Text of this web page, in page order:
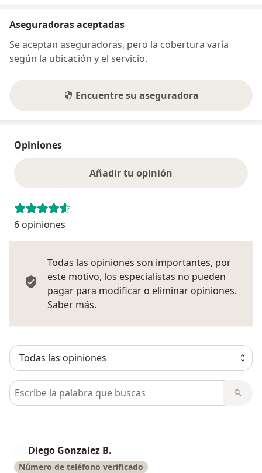
Aseguradoras aceptadas
Se aceptan aseguradoras, pero la cobertura varía
según la ubicación y el servicio.
Encuentre su aseguradora
Opiniones
Añadir tu opinión
6 opiniones
Todas las opiniones son importantes, por
este motivo, los especialistas no pueden
pagar para modificar o eliminar opiniones.
Saber más.
Busca en opiniones
Diego Gonzalez B.
Número de teléfono verificado